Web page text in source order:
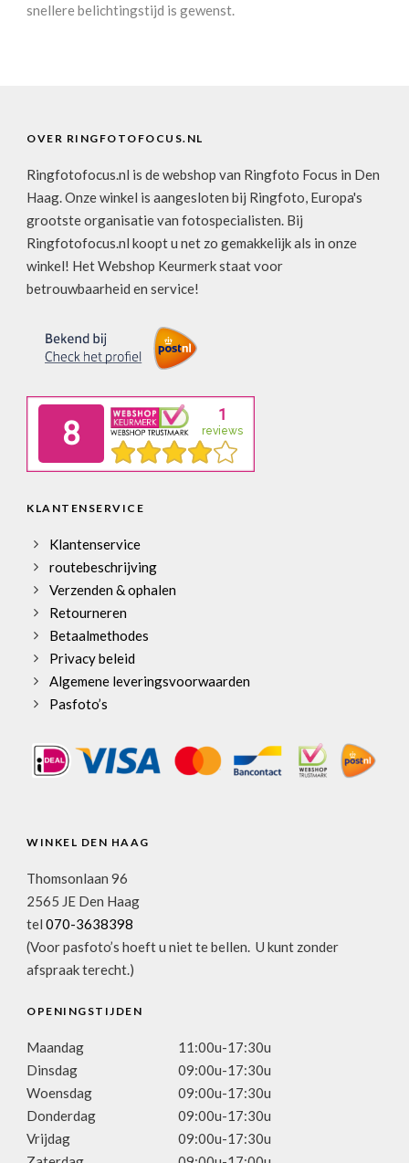
snellere belichtingstijd is gewenst.
OVER RINGFOTOFOCUS.NL
Ringfotofocus.nl is de webshop van Ringfoto Focus in Den
Haag. Onze winkel is aangesloten bij Ringfoto, Europa's
grootste organisatie van fotospecialisten. Bij
Ringfotofocus.nl koopt u net zo gemakkelijk als in onze
winkel! Het Webshop Keurmerk staat voor
betrouwbaarheid en service!
KLANTENSERVICE
Klantenservice
routebeschrijving
Verzenden & ophalen
Retourneren
Betaalmethodes
Privacy beleid
Algemene leveringsvoorwaarden
Pasfoto’s
WINKEL DEN HAAG
Thomsonlaan 96
2565 JE Den Haag
tel 070-3638398
(Voor pasfoto’s hoeft u niet te bellen. U kunt zonder
afspraak terecht.)
OPENINGSTIJDEN
Maandag
11:00u-17:30u
Dinsdag
09:00u-17:30u
Woensdag
09:00u-17:30u
Donderdag
09:00u-17:30u
Vrijdag
09:00u-17:30u